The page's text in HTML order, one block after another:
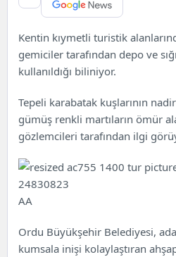
Kentin kıymetli turistik
gemiciler tarafından depo ve
kullanıldığı biliniyor.
Tepeli karabatak kuşlarının
gümüş renkli martıların ömür
gözlemcileri tarafından ilgi
AA
Ordu Büyükşehir Belediyesi,
kumsala inişi kolaylaştıran